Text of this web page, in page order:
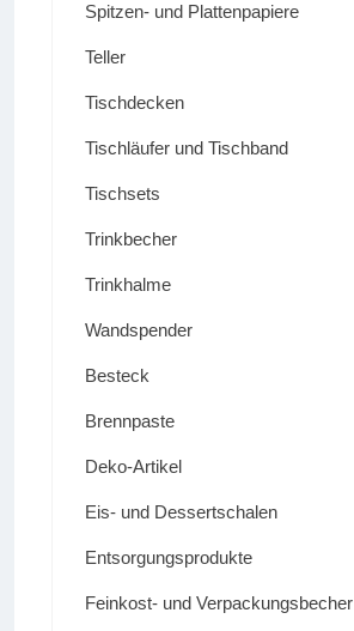
Spitzen- und Plattenpapiere
Teller
Tischdecken
Tischläufer und Tischband
Tischsets
Trinkbecher
Trinkhalme
Wandspender
Besteck
Brennpaste
Deko-Artikel
Eis- und Dessertschalen
Entsorgungsprodukte
Feinkost- und Verpackungsbecher